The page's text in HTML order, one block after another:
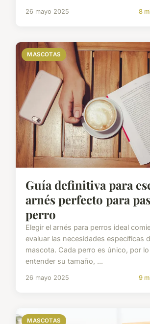
26 mayo 2025 8
MASCOTAS
Guía definitiva para
arnés perfecto para
perro
Elegir el arnés para perros ideal
evaluar las necesidades específicas
mascota. Cada perro es único, por
entender su tamaño, ...
26 mayo 2025 9
MASCOTAS